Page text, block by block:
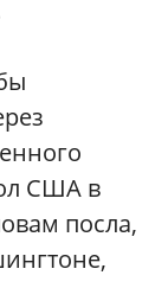
США в
посла,